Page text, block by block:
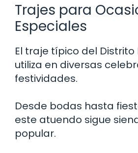
Trajes para
Especiales
El traje típico del Distrito
utiliza en diversas
festividades.
Desde bodas hasta
este atuendo sigue
popular.